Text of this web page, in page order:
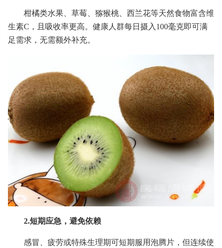
柑橘类水果、草莓、猕猴桃、西兰花等天然食物富含维
生素C，且吸收率更高。健康人群每日摄入100毫克即可满
足需求，无需额外补充。
2.短期应急，避免依赖
感冒、疲劳或特殊生理期可短期服用泡腾片，但连续使